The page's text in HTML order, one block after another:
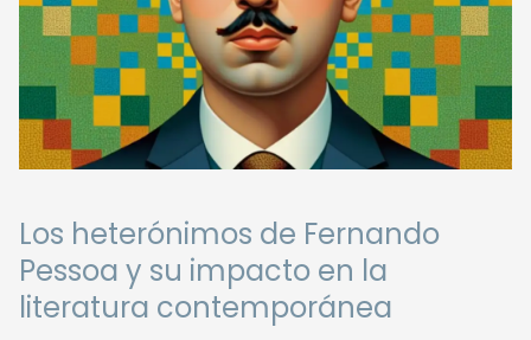
Los heterónimos de Fernando
Pessoa y su impacto en la
literatura contemporánea